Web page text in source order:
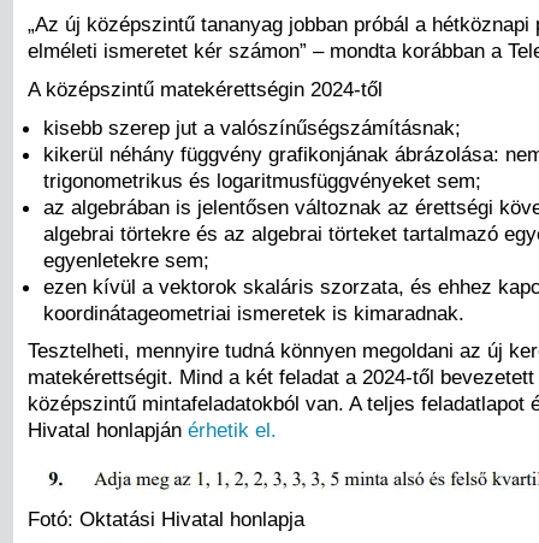
„Az új középszintű tananyag jobban próbál a
elméleti ismeretet kér számon” – mondta korábban a
A középszintű matekérettségin 2024-től
kisebb szerep jut a valószínűségszámításnak;
kikerül néhány függvény grafikonjának ábrázolása:
trigonometrikus és logaritmusfüggvényeket sem;
az algebrában is jelentősen változnak az érettségi
algebrai törtekre és az algebrai törteket tartalmazó
egyenletekre sem;
ezen kívül a vektorok skaláris szorzata, és ehhez
koordinátageometriai ismeretek is kimaradnak.
Tesztelheti, mennyire tudná könnyen megoldani az új
matekérettségit. Mind a két feladat a 2024-től
középszintű mintafeladatokból van. A teljes feladatlapot
Hivatal honlapján érhetik el.
Fotó: Oktatási Hivatal honlapja